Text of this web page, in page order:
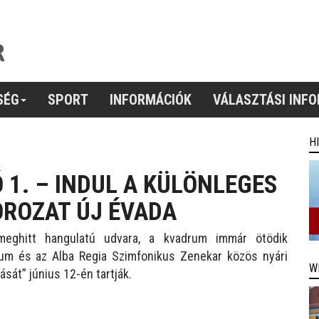
SPORT INFORMÁCIÓK VÁLASZTÁSI
– INDUL A KÜLÖNLEGES
ÚJ ÉVADA
hangulatú udvara, a kvadrum immár ötödik
és az Alba Regia Szimfonikus Zenekar közös nyári
június 12-én tartják.